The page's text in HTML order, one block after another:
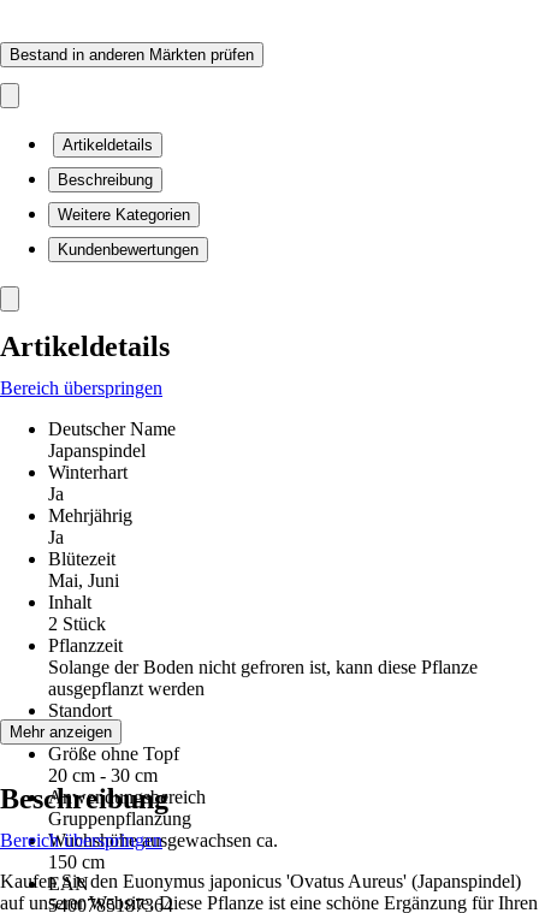
Bestand in anderen Märkten prüfen
Artikeldetails
Beschreibung
Weitere Kategorien
Kundenbewertungen
Artikeldetails
Bereich überspringen
Deutscher Name
Japanspindel
Winterhart
Ja
Mehrjährig
Ja
Blütezeit
Mai, Juni
Inhalt
2 Stück
Pflanzzeit
Solange der Boden nicht gefroren ist, kann diese Pflanze
ausgepflanzt werden
Standort
Sonne
Größe ohne Topf
20 cm - 30 cm
Anwendungsbereich
Gruppenpflanzung
Wuchshöhe ausgewachsen ca.
150 cm
EAN
5400785187364
Mehr anzeigen
Beschreibung
Bereich überspringen
Kaufen Sie den Euonymus japonicus 'Ovatus Aureus' (Japanspindel)
auf unserer Website. Diese Pflanze ist eine schöne Ergänzung für Ihren